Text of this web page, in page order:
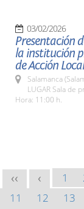
03/02/2026
Presentación
la institución
de Acción
Salamanca
LUGAR Sala de
Hora: 11:00 h.
<< < 1
11
12 13